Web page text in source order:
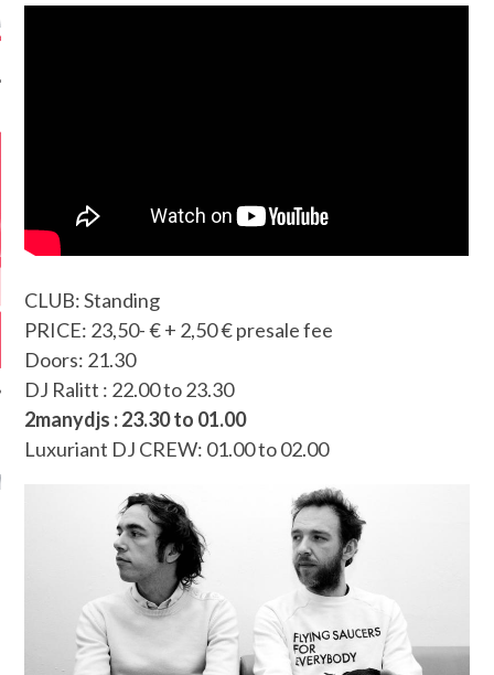
– HEL...
KARMA –
ANNIVERSAIRE
CLUB: Standing
PRICE: 23,50- € + 2,50 € presale fee
Doors: 21.30
DJ Ralitt : 22.00 to 23.30
2manydjs : 23.30 to 01.00
Luxuriant DJ CREW: 01.00 to 02.00